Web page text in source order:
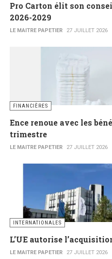
Pro Carton élit son
2026-2029
LE MAITRE PAPETIER 27 JUILLET 2026
FINANCIÈRES
Ence renoue avec les
trimestre
LE MAITRE PAPETIER 27 JUILLET 2026
INTERNATIONALES
L’UE autorise
LE MAITRE PAPETIER 27 JUILLET 2026